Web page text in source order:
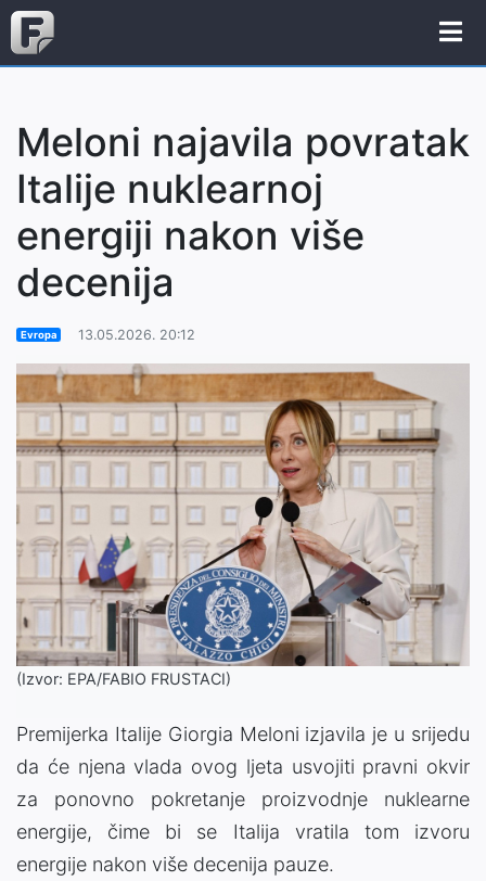
Meloni najavila povratak
Italije nuklearnoj
energiji nakon više
decenija
Evropa 13.05.2026. 20:12
(Izvor: EPA/FABIO FRUSTACI)
Premijerka Italije Giorgia Meloni izjavila je u srijedu
da će njena vlada ovog ljeta usvojiti pravni okvir
za ponovno pokretanje proizvodnje nuklearne
energije, čime bi se Italija vratila tom izvoru
energije nakon više decenija pauze.